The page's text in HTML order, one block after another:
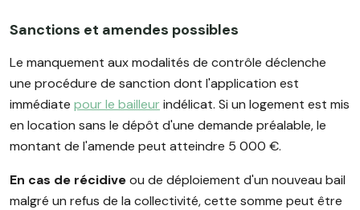
Sanctions et amendes possibles
Le manquement aux modalités de contrôle déclenche
une procédure de sanction dont l'application est
immédiate pour le bailleur indélicat. Si un logement est mis
en location sans le dépôt d'une demande préalable, le
montant de l'amende peut atteindre 5 000 €.
En cas de récidiveou de déploiement d'un nouveau bail
malgré un refus de la collectivité, cette somme peut être